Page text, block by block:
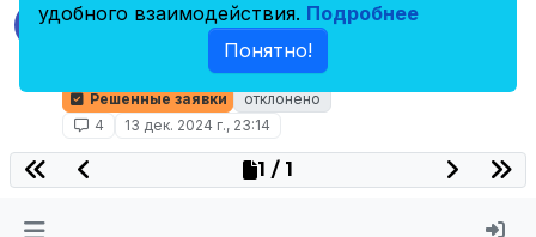
U Пропал багажник/бардачок и все
Перенесена
Решенные
Решенные заявки
отклонено
4
13 дек. 2024 г., 23:14
1 / 1
удобного взаимодействия. Подробнее
Понятно!